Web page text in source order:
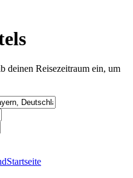
deinen Reisezeitraum ein, um
Startseite